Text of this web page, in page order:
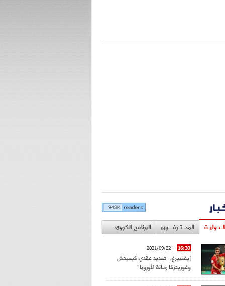
المحـتـرفــون البرنامج الكروي
16:30
- 2021/09/22
إيفنبيرغ: "تمديد عقدي كيميتش
وغوريتزكا رسالة لأوروبا"